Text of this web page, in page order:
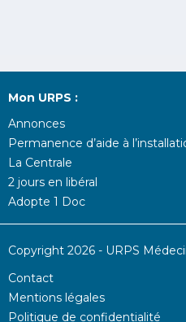
Mon URPS :
Annonces
Permanence d’aide à
La Centrale
2 jours en libéral
Adopte 1 Doc
Copyright 2026 - URPS
Contact
Mentions légales
Politique de confidentialité